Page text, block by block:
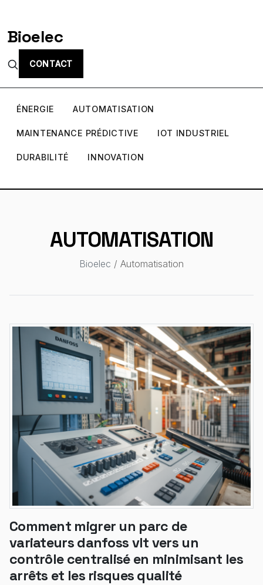
Bioelec
CONTACT
ÉNERGIE AUTOMATISATION
MAINTENANCE PRÉDICTIVE IOT INDUSTRIEL
DURABILITÉ INNOVATION
AUTOMATISATION
Bioelec / Automatisation
Comment migrer un parc de
variateurs danfoss vlt vers un
contrôle centralisé en minimisant les
arrêts et les risques qualité